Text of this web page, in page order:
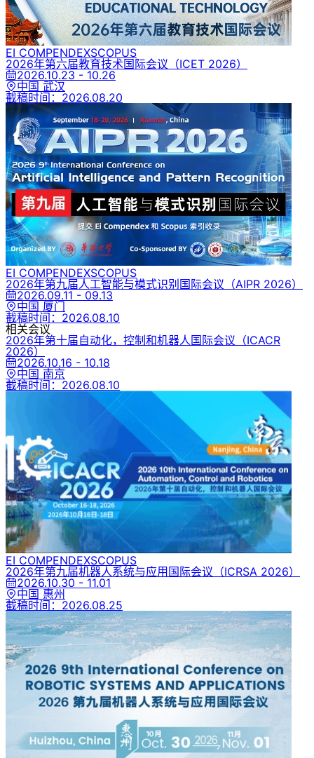
EI COMPENDEXSCOPUS
2026年第六届教育技术国际会议 （ICET 2026）
2026.10.23 - 10.26
中国 武汉
截稿时间： 2026.08.20
EI COMPENDEXSCOPUS
2026年第九届人工智能与模式识别国际会议 （AIPR 2026）
2026.09.11 - 09.13
中国 厦门
截稿时间： 2026.08.10
相关会议
2026年第十届自动化，控制和机器人国际会议 （ICACR
2026）
2026.10.16 - 10.18
中国 南京
截稿时间： 2026.08.10
EI COMPENDEXSCOPUS
2026年第九届机器人系统与应用国际会议 （ICRSA 2026）
2026.10.30 - 11.01
中国 惠州
截稿时间： 2026.08.25